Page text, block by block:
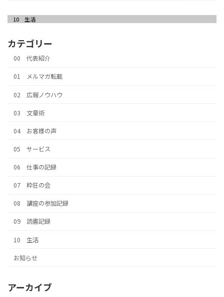
10 生活
カテゴリー
00 代表紹介
01 メルマガ転載
02 広報ノウハウ
03 文章術
04 お客様の声
05 サービス
06 仕事の記録
07 粋狂の会
08 講座の参加記録
09 読書記録
10 生活
お知らせ
アーカイブ